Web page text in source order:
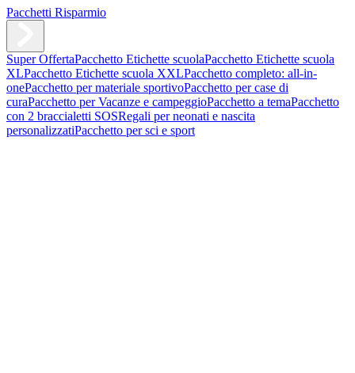
Pacchetti Risparmio
Super OffertaPacchetto Etichette scuolaPacchetto Etichette scuola
XLPacchetto Etichette scuola XXLPacchetto completo: all-in-
onePacchetto per materiale sportivoPacchetto per case di
curaPacchetto per Vacanze e campeggioPacchetto a temaPacchetto
con 2 braccialetti SOSRegali per neonati e nascita
personalizzatiPacchetto per sci e sport